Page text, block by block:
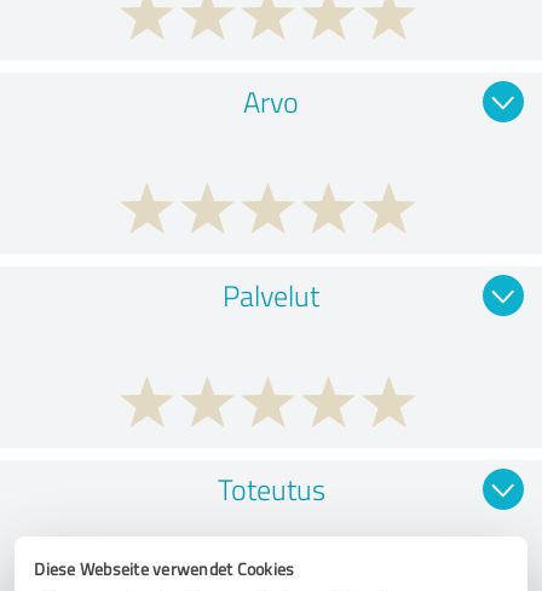
Diese Webseite verwendet Cookies
Arvo
Palvelut
Toteutus